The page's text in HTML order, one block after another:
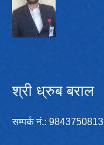
श्री ध्रुब बराल
सम्पर्क न‌ं.: 9843750813